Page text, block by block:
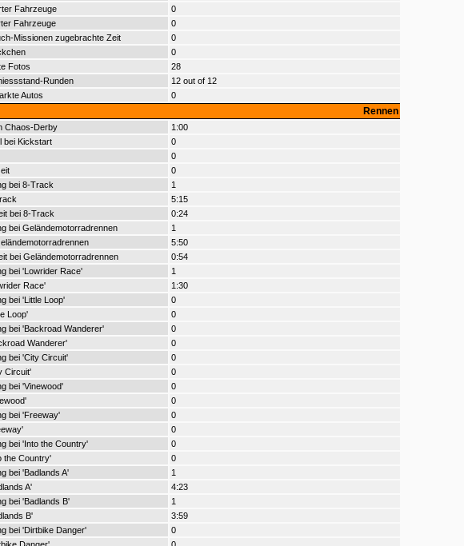
Fahrzeuge
0
Fahrzeuge
0
Missionen zugebrachte Zeit
0
0
Fotos
28
Runden
12 out of 12
Autos
0
Rennen
Chaos-Derby
1:00
bei Kickstart
0
0
0
bei 8-Track
1
5:15
bei 8-Track
0:24
bei Geländemotorradrennen
1
5:50
bei Geländemotorradrennen
0:54
bei 'Lowrider Race'
1
Race'
1:30
bei 'Little Loop'
0
Loop'
0
bei 'Backroad Wanderer'
0
Wanderer'
0
bei 'City Circuit'
0
Circuit'
0
bei 'Vinewood'
0
0
bei 'Freeway'
0
0
bei 'Into the Country'
0
the Country'
0
bei 'Badlands A'
1
A'
4:23
bei 'Badlands B'
1
B'
3:59
bei 'Dirtbike Danger'
0